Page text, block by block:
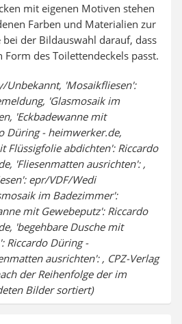
mit eigenen Motiven stehen
Farben und Materialien zur
bei der Bildauswahl darauf, dass
Form des Toilettendeckels passt.
Unbekannt, 'Mosaikfliesen':
'Glasmosaik im
'Eckbadewanne mit
Düring - heimwerker.de,
Flüssigfolie abdichten': Riccardo
'Fliesenmatten ausrichten': ,
epr/VDF/Wedi
im Badezimmer':
mit Gewebeputz': Riccardo
'begehbare Dusche mit
Riccardo Düring -
ausrichten': , CPZ-Verlag
der Reihenfolge der im
Bilder sortiert)